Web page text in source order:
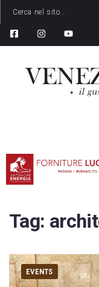
Tag:
EVENTS